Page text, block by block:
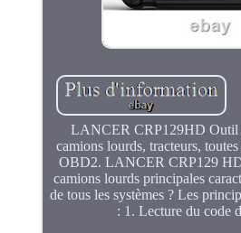
LANCER CRP129HD Outil
camions lourds, tracteurs,
OBD2. LANCER CRP129
camions lourds principales
de tous les systèmes ? Les
: 1. Lecture du code